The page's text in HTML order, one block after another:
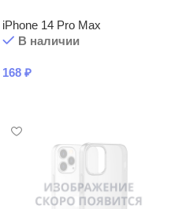
iPhone 14 Pro Max
В наличии
168 ₽